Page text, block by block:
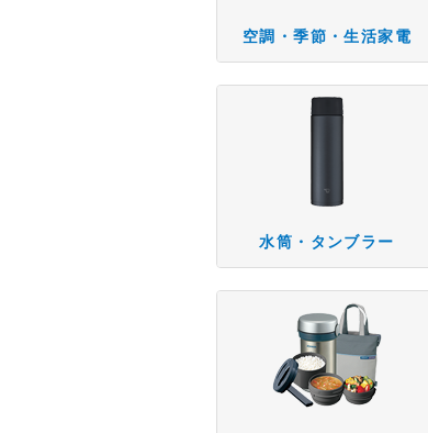
空調・季節・生活家電
水筒・タンブラー